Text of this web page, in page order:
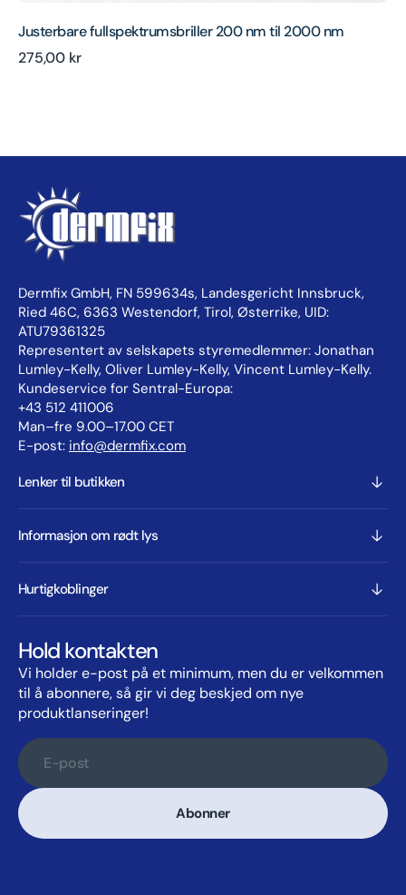
Justerbare fullspektrumsbriller 200 nm til 2000 nm
Ordinær
275,00 kr
Dermfix GmbH, FN 599634s, Landesgericht Innsbruck,
Ried 46C, 6363 Westendorf, Tirol, Østerrike, UID:
ATU79361325
Representert av selskapets styremedlemmer: Jonathan
Lumley-Kelly, Oliver Lumley-Kelly, Vincent Lumley-Kelly.
Kundeservice for Sentral-Europa:
+43 512 411006
Man–fre 9.00–17.00 CET
E-post: info@dermfix.com
Lenker til butikken
Informasjon om rødt lys
Hurtigkoblinger
Hold kontakten
Vi holder e-post på et minimum, men du er velkommen
til å abonnere, så gir vi deg beskjed om nye
produktlanseringer!
E-post
Abonner